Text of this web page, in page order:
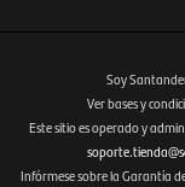
Fenicio
Soy
Ver bases y
Este sitio es operado y
Infórmese sobre la Garantía